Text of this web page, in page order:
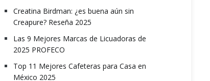
Creatina Birdman: ¿es buena aún sin
Creapure? Reseña 2025
Las 9 Mejores Marcas de Licuadoras de
2025 PROFECO
Top 11 Mejores Cafeteras para Casa en
México 2025